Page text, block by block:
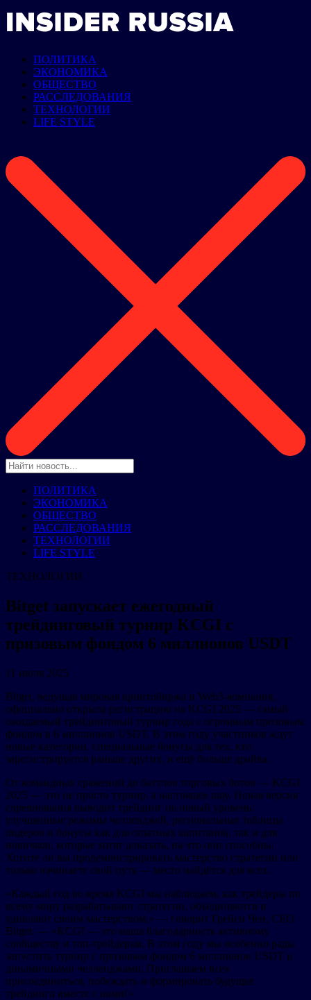
ПОЛИТИКА
ЭКОНОМИКА
ОБЩЕСТВО
РАССЛЕДОВАНИЯ
ТЕХНОЛОГИИ
LIFE STYLE
ПОЛИТИКА
ЭКОНОМИКА
ОБЩЕСТВО
РАССЛЕДОВАНИЯ
ТЕХНОЛОГИИ
LIFE STYLE
ТЕХНОЛОГИИ
Bitget запускает ежегодный
трейдинговый турнир KCGI с
призовым фондом 6 миллионов USDT
11 июля 2025
Bitget, ведущая мировая криптобиржа и Web3-компания,
официально открыла регистрацию на KCGI 2025 — самый
ожидаемый трейдинговый турнир года с огромным призовым
фондом в 6 миллионов USDT. В этом году участников ждут
новые категории, специальные бонусы для тех, кто
зарегистрируется раньше других, и ещё больше драйва.
От командных сражений до баттлов торговых ботов — KCGI
2025 — это не просто турнир, а настоящее шоу. Новая версия
соревнования выводит трейдинг на новый уровень:
улучшенные режимы челленджей, региональные таблицы
лидеров и бонусы как для опытных капитанов, так и для
новичков, которые хотят доказать, на что они способны.
Хотите ли вы продемонстрировать мастерство стратегии или
только начинаете свой путь — место найдётся для всех.
«Каждый год во время KCGI мы наблюдаем, как трейдеры по
всему миру разрабатывают стратегии, объединяются и
удивляют своим мастерством,» — говорит Грейси Чен, CEO
Bitget. — «KCGI — это наша благодарность активному
сообществу и топ-трейдерам. В этом году мы особенно рады
запустить турнир с призовым фондом 6 миллионов USDT и
динамичными челленджами. Приглашаем всех
присоединиться, побеждать и формировать будущее
трейдинга вместе с нами!»